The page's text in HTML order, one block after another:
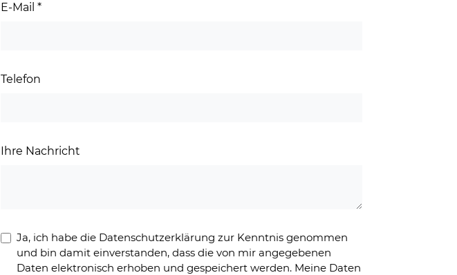
E-Mail *
Telefon
Ihre Nachricht
Ja, ich habe die Datenschutzerklärung zur Kenntnis genommen
und bin damit einverstanden, dass die von mir angegebenen
Daten elektronisch erhoben und gespeichert werden. Meine Daten